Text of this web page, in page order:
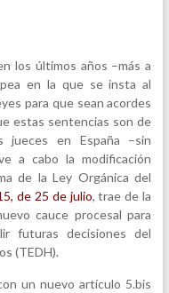
los últimos años –más a
en la que se insta al
para que sean acordes
estas sentencias son de
jueces en España –sin
a cabo la modificación
de la Ley Orgánica del
de 25 de julio, trae de la
cauce procesal para
futuras decisiones del
(TEDH).
un nuevo artículo 5.bis